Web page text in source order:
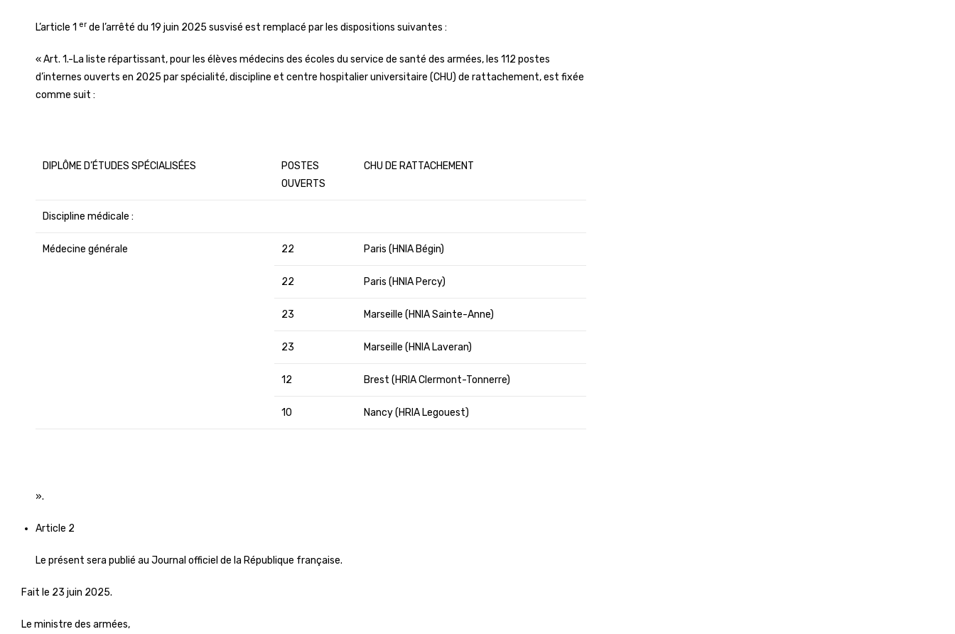
L’article 1 er de l’arrêté du 19 juin 2025 susvisé est remplacé par les dispositions suivantes :
« Art. 1.-La liste répartissant, pour les élèves médecins des écoles du service de santé des armées, les 112 postes
d’internes ouverts en 2025 par spécialité, discipline et centre hospitalier universitaire (CHU) de rattachement, est fixée
comme suit :
DIPLÔME D’ÉTUDES SPÉCIALISÉES
POSTES
OUVERTS
CHU DE RATTACHEMENT
Discipline médicale :
Médecine générale 22 Paris (HNIA Bégin)
22 Paris (HNIA Percy)
23 Marseille (HNIA Sainte-Anne)
23 Marseille (HNIA Laveran)
12 Brest (HRIA Clermont-Tonnerre)
10 Nancy (HRIA Legouest)
».
Article 2
Le présent sera publié au Journal officiel de la République française.
Fait le 23 juin 2025.
Le ministre des armées,